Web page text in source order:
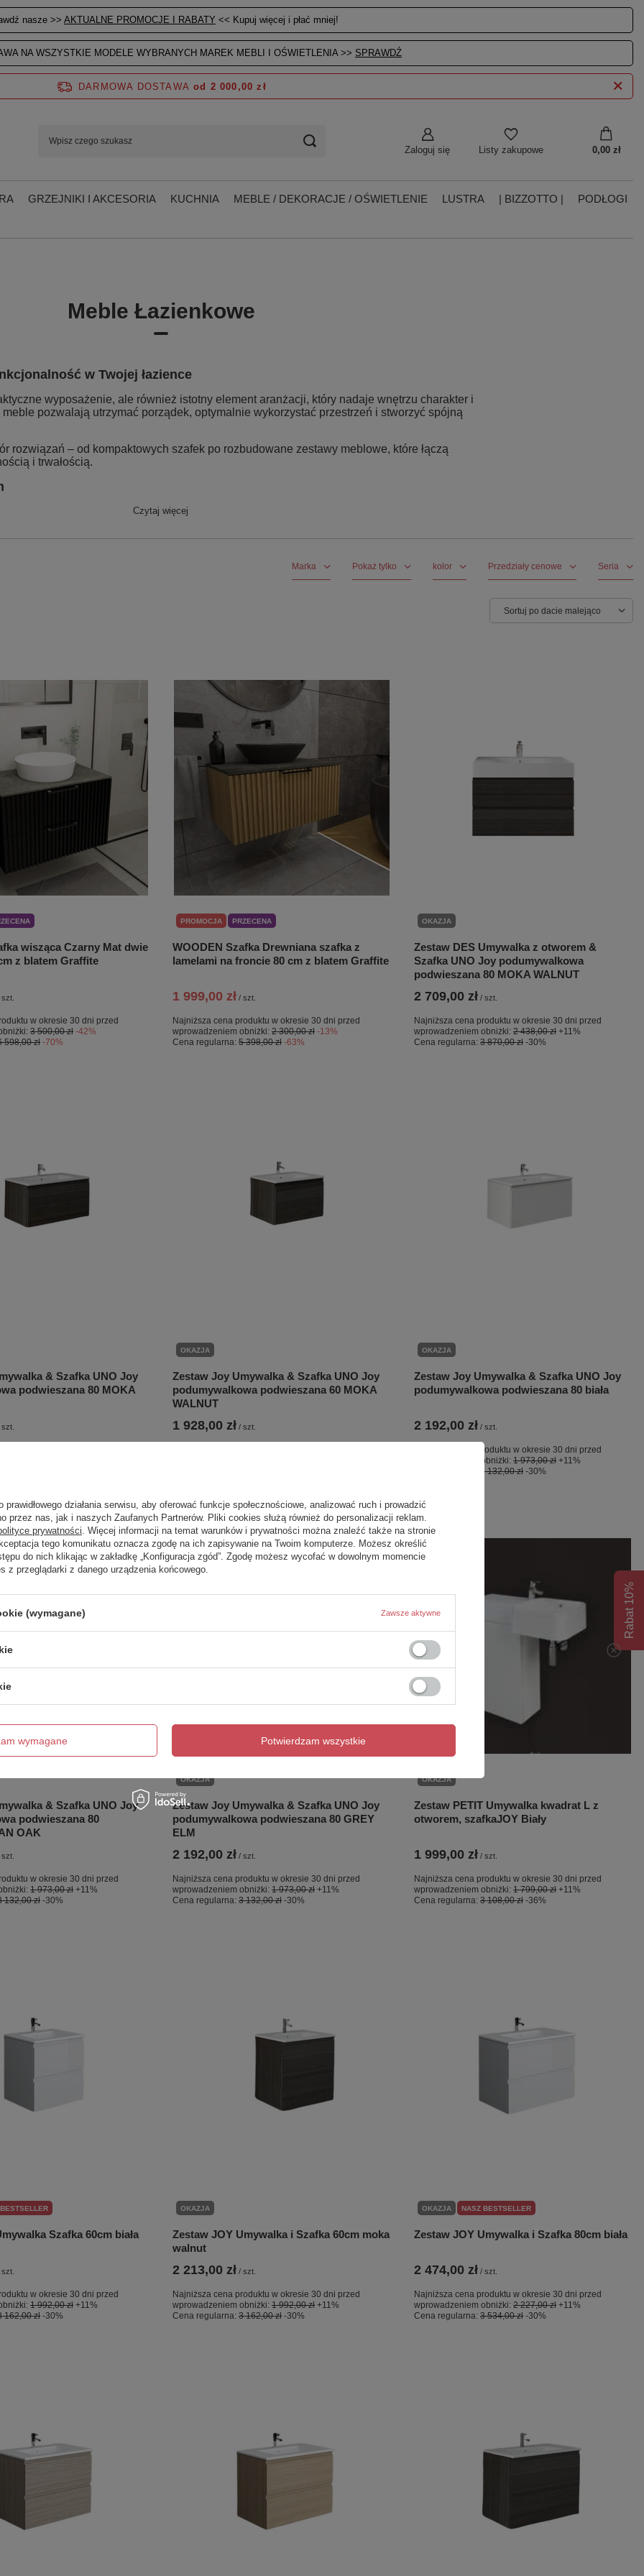
nasze >> AKTUALNE PROMOCJE I RABATY << Kupuj więcej i płać mniej!
NA WSZYSTKIE MODELE WYBRANYCH MAREK MEBLI I OŚWIETLENIA >> SPRAWDŹ
Zaloguj się Listy zakupowe 0,00 zł
DARMOWA DOSTAWA od 2 000,00 zł
GRZEJNIKI I AKCESORIA KUCHNIA MEBLE / DEKORACJE / OŚWIETLENIE LUSTRA | BIZZOTTO |
PODŁOGI
Meble Łazienkowe
w Twojej łazience
wyposażenie, ale również istotny element aranżacji, który nadaje wnętrzu charakter i
pozwalają utrzymać porządek, optymalnie wykorzystać przestrzeń i stworzyć spójną
rozwiązań – od kompaktowych szafek po rozbudowane zestawy meblowe, które łączą
i trwałością.
Czytaj więcej
Marka Pokaż tylko kolor Przedziały cenowe Seria
Sortuj po dacie malejąco
wisząca Czarny Mat dwie
z blatem Graffite
szt.
w okresie 30 dni przed
3 500,00 zł -42%
598,00 zł -70%
PROMOCJA PRZECENA
WOODEN Szafka Drewniana szafka z
lamelami na froncie 80 cm z blatem Graffite
1 999,00 zł / szt.
Najniższa cena produktu w okresie 30 dni przed
wprowadzeniem obniżki: 2 300,00 zł -13%
Cena regularna: 5 398,00 zł -63%
OKAZJA
Zestaw DES Umywalka z otworem &
Szafka UNO Joy podumywalkowa
podwieszana 80 MOKA WALNUT
2 709,00 zł / szt.
Najniższa cena produktu w okresie 30 dni przed
wprowadzeniem obniżki: 2 438,00 zł +11%
Cena regularna: 3 870,00 zł -30%
& Szafka UNO Joy
podwieszana 80 MOKA
szt.
OKAZJA
Zestaw Joy Umywalka & Szafka UNO Joy
podumywalkowa podwieszana 60 MOKA
WALNUT
1 928,00 zł / szt.
OKAZJA
Zestaw Joy Umywalka & Szafka UNO Joy
podumywalkowa podwieszana 80 biała
2 192,00 zł / szt.
Najniższa cena produktu w okresie 30 dni przed
wprowadzeniem obniżki: 1 973,00 zł +11%
3 132,00 zł -30%
& Szafka UNO Joy
podwieszana 80
OAK
szt.
w okresie 30 dni przed
1 973,00 zł +11%
132,00 zł -30%
OKAZJA
Zestaw Joy Umywalka & Szafka UNO Joy
podumywalkowa podwieszana 80 GREY
ELM
2 192,00 zł / szt.
Najniższa cena produktu w okresie 30 dni przed
wprowadzeniem obniżki: 1 973,00 zł +11%
Cena regularna: 3 132,00 zł -30%
OKAZJA
Zestaw PETIT Umywalka kwadrat L z
otworem, szafkaJOY Biały
1 999,00 zł / szt.
Najniższa cena produktu w okresie 30 dni przed
wprowadzeniem obniżki: 1 799,00 zł +11%
Cena regularna: 3 108,00 zł -36%
Szafka 60cm biała
szt.
w okresie 30 dni przed
1 992,00 zł +11%
162,00 zł -30%
OKAZJA
Zestaw JOY Umywalka i Szafka 60cm moka
walnut
2 213,00 zł / szt.
Najniższa cena produktu w okresie 30 dni przed
wprowadzeniem obniżki: 1 992,00 zł +11%
Cena regularna: 3 162,00 zł -30%
OKAZJA NASZ BESTSELLER
Zestaw JOY Umywalka i Szafka 80cm biała
2 474,00 zł / szt.
Najniższa cena produktu w okresie 30 dni przed
wprowadzeniem obniżki: 2 227,00 zł +11%
Cena regularna: 3 534,00 zł -30%
Rabat 10%
działania serwisu, aby oferować funkcje społecznościowe, analizować ruch i prowadzić
przez nas, jak i naszych Zaufanych Partnerów. Pliki cookies służą również do personalizacji reklam.
prywatności. Więcej informacji na temat warunków i prywatności można znaleźć także na stronie
tego komunikatu oznacza zgodę na ich zapisywanie na Twoim komputerze. Możesz określić
do nich klikając w zakładkę „Konfiguracja zgód”. Zgodę możesz wycofać w dowolnym momencie
z przeglądarki z danego urządzenia końcowego.
(wymagane) Zawsze aktywne
wymagane Potwierdzam wszystkie